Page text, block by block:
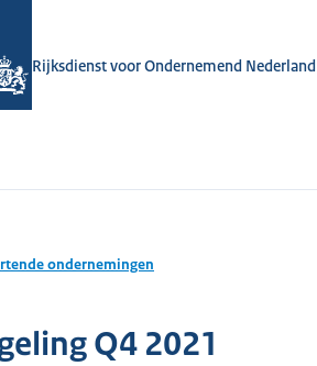
Rijksdienst voor Ondernemend Nederland
ondernemingen
Q4 2021